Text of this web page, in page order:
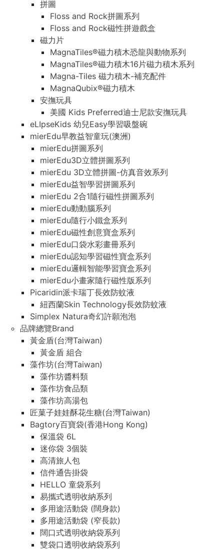
拼圖
Floss and Rock拼圖系列
Floss and Rock磁性拼遊戲盒
磁力片
MagnaTiles®磁力積木恐龍與動物系列
MagnaTiles®磁力積木16片磁力積木系列
Magna-Tiles 磁力積木-補充配件
MagnaQubix®磁力積木
安撫玩具
美國 Kids Preferred迪士尼款安撫玩具
eLIpseKids 幼兒Easy學習吸盤碗
mierEdu早教益智童玩(澳洲)
mierEdu拼圖系列
mierEdu3D立體拼圖系列
mierEdu 3D立體拼圖-仿真音效系列
mierEdu益智學習拼圖系列
mierEdu 2合1隨行磁性拼圖系列
mierEdu動動腦系列
mierEdu隨行小鐵盒系列
mierEdu磁性創意寶盒系列
mierEdu口袋水彩畫冊系列
mierEdu認知學習磁性寶盒系列
mierEdu邏輯智能學習寶盒系列
mierEdu小畫家隨行磁性版系列
Picaridin派卡瑞丁長效防蚊液
紐西蘭Skin Technology長效防蚊液
Simplex Natura奇幻許願泡泡
品牌總覽Brand
黃金盾(台灣Taiwan)
黃金盾 組合
藻作坊(台灣Taiwan)
藻作坊醬料類
藻作坊食品類
藻作坊高湯包
匠菓子娃娃酥花生糖(台灣Taiwan)
Bagtory百寶袋(香港Hong Kong)
保溫袋 6L
迷你袋 3個裝
高清旅人包
信件通告掛袋
HELLO 童袋系列
易攜式透明收納系列
多用途活動袋 (闊身款)
多用途活動袋 (窄長款)
闊口式透明收納袋系列
雙袋口透明收納袋系列